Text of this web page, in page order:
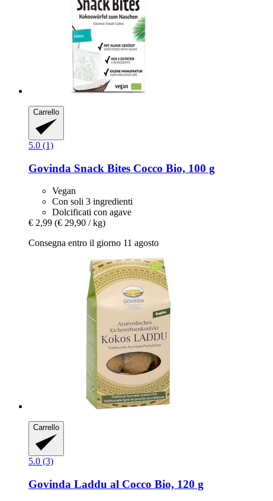
Carrello
5.0 (1)
Govinda Snack Bites Cocco Bio, 100 g
Vegan
Con soli 3 ingredienti
Dolcificati con agave
€ 2,99 (€ 29,90 / kg)
Consegna entro il giorno 11 agosto
Carrello
5.0 (3)
Govinda Laddu al Cocco Bio, 120 g